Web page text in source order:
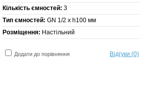
Кількість ємностей: 3
Тип ємностей: GN 1/2 х h100 мм
Розміщення: Настільний
Додати до порівняння Відгуки (0)